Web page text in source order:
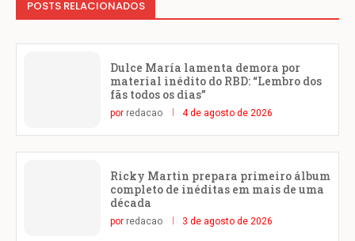
POSTS RELACIONADOS
Dulce María lamenta demora por
material inédito do RBD: “Lembro dos
fãs todos os dias”
por redacao 4 de agosto de 2026
Ricky Martin prepara primeiro álbum
completo de inéditas em mais de uma
década
por redacao 3 de agosto de 2026